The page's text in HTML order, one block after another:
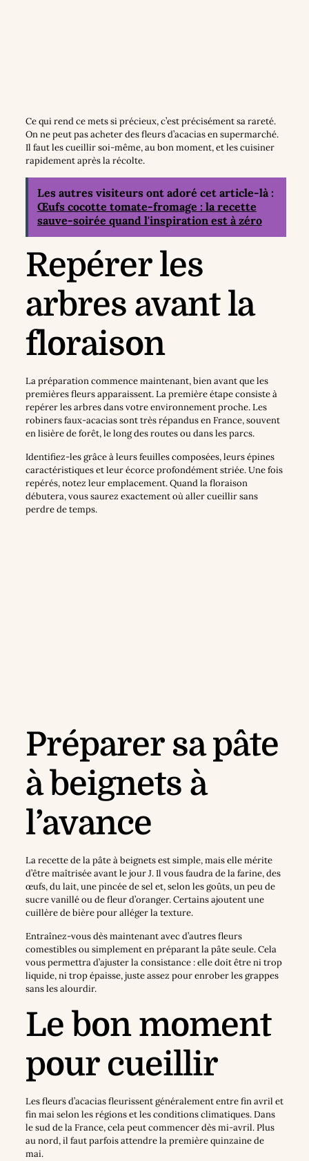
Ce qui rend ce mets si précieux, c’est précisément sa rareté.
On ne peut pas acheter des fleurs d’acacias en supermarché.
Il faut les cueillir soi-même, au bon moment, et les cuisiner
rapidement après la récolte.
Les autres visiteurs ont adoré cet article-là :
Œufs cocotte tomate-fromage : la recette
sauve-soirée quand l'inspiration est à zéro
Repérer les
arbres avant la
floraison
La préparation commence maintenant, bien avant que les
premières fleurs apparaissent. La première étape consiste à
repérer les arbres dans votre environnement proche. Les
robiners faux-acacias sont très répandus en France, souvent
en lisière de forêt, le long des routes ou dans les parcs.
Identifiez-les grâce à leurs feuilles composées, leurs épines
caractéristiques et leur écorce profondément striée. Une fois
repérés, notez leur emplacement. Quand la floraison
débutera, vous saurez exactement où aller cueillir sans
perdre de temps.
Préparer sa pâte
à beignets à
l’avance
La recette de la pâte à beignets est simple, mais elle mérite
d’être maîtrisée avant le jour J. Il vous faudra de la farine, des
œufs, du lait, une pincée de sel et, selon les goûts, un peu de
sucre vanillé ou de fleur d’oranger. Certains ajoutent une
cuillère de bière pour alléger la texture.
Entraînez-vous dès maintenant avec d’autres fleurs
comestibles ou simplement en préparant la pâte seule. Cela
vous permettra d’ajuster la consistance : elle doit être ni trop
liquide, ni trop épaisse, juste assez pour enrober les grappes
sans les alourdir.
Le bon moment
pour cueillir
Les fleurs d’acacias fleurissent généralement entre fin avril et
fin mai selon les régions et les conditions climatiques. Dans
le sud de la France, cela peut commencer dès mi-avril. Plus
au nord, il faut parfois attendre la première quinzaine de
mai.